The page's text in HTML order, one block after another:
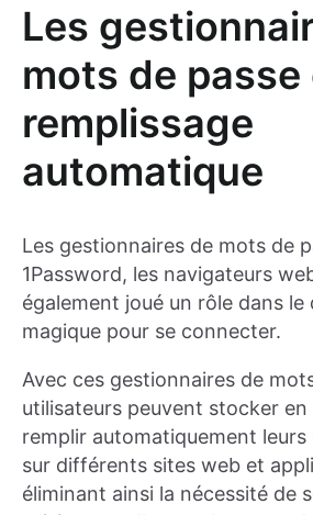
Les
mots de passe
remplissage
automatique
Les gestionnaires de mots de
1Password, les navigateurs
également joué un rôle dans le
magique pour se connecter.
Avec ces gestionnaires de
utilisateurs peuvent stocker
remplir automatiquement leurs
sur différents sites web et
éliminant ainsi la nécessité de